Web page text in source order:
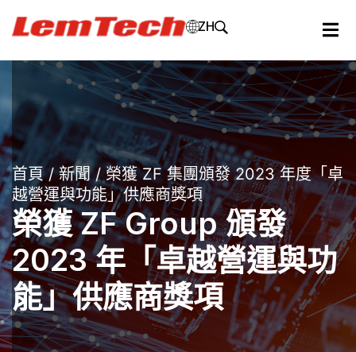
ZH
首頁/新聞/ 榮獲 ZF 集團頒發 2023 年度「卓
越營運與功能」供應商獎項
榮獲 ZF Group 頒發
2023 年「卓越營運與功
能」供應商獎項